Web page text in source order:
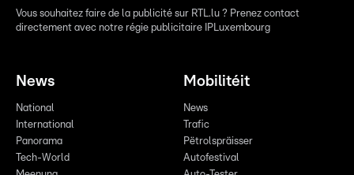
Vous souhaitez faire de la publicité sur RTL.lu ? Prenez contact
directement avec notre régie publicitaire IPLuxembourg
News
National
International
Panorama
Tech-World
Mobilitéit
News
Trafic
Pëtrolspräisser
Autofestival